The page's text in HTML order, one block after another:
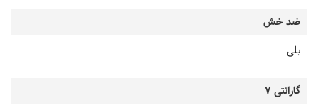
ضد خش
بلی
گارانتی 7